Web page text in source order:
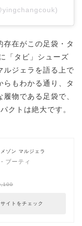
在がこの足袋・タ
「タビ」シューズ
ルジェラを語る上で
らもわかる通り、タ
物である足袋で、
クトは絶大です。
ゾン マルジェラ
ブーティ
イトをチェック